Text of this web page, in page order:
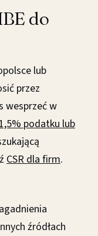
do
lub
przez
wesprzeć w
1,5% podatku lub
CSR dla firm.
źródłach